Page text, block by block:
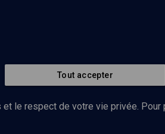
Tout accepter
le respect de votre vie privée. Pour